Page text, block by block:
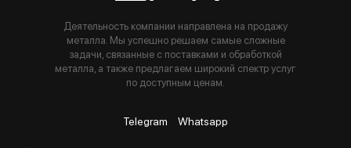
Деятельность компании направлена на продажу
металла. Мы успешно решаем самые сложные
задачи, связанные с поставками и обработкой
металла, а также предлагаем широкий спектр услуг
по доступным ценам.
Telegram Whatsapp